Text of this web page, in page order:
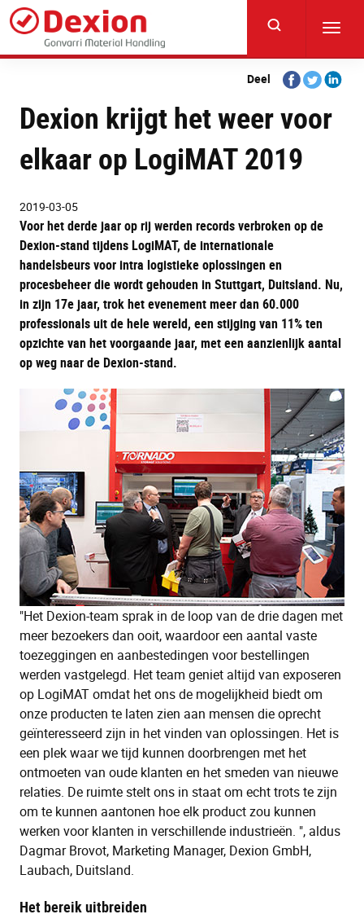
Skip
main
content
Deel
Share
on
Facebook
Share
on
Twitter
Share
Dexion krijgt het weer voor
elkaar op LogiMAT 2019
2019-03-05
Voor het derde jaar op rij werden records verbroken op de
Dexion-stand tijdens LogiMAT, de internationale
handelsbeurs voor intra logistieke oplossingen en
procesbeheer die wordt gehouden in Stuttgart, Duitsland. Nu,
in zijn 17e jaar, trok het evenement meer dan 60.000
professionals uit de hele wereld, een stijging van 11% ten
opzichte van het voorgaande jaar, met een aanzienlijk aantal
op weg naar de Dexion-stand.
"Het Dexion-team sprak in de loop van de drie dagen met
meer bezoekers dan ooit, waardoor een aantal vaste
toezeggingen en aanbestedingen voor bestellingen
werden vastgelegd. Het team geniet altijd van exposeren
op LogiMAT omdat het ons de mogelijkheid biedt om
onze producten te laten zien aan mensen die oprecht
geïnteresseerd zijn in het vinden van oplossingen. Het is
een plek waar we tijd kunnen doorbrengen met het
ontmoeten van oude klanten en het smeden van nieuwe
relaties. De ruimte stelt ons in staat om echt trots te zijn
om te kunnen aantonen hoe elk product zou kunnen
werken voor klanten in verschillende industrieën. ", aldus
Dagmar Brovot, Marketing Manager, Dexion GmbH,
Laubach, Duitsland.
Het bereik uitbreiden